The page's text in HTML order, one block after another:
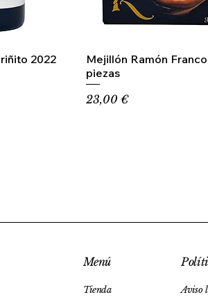
2022
Mejillón Ramón
piezas
Precio
23,00 €
Menú
Tienda Aviso